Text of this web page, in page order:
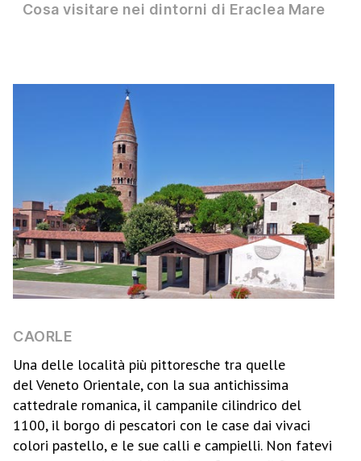
Cosa visitare nei dintorni di Eraclea Mare
CAORLE
Una delle località più pittoresche tra quelle
del Veneto Orientale, con la sua antichissima
cattedrale romanica, il campanile cilindrico del
1100, il borgo di pescatori con le case dai vivaci
colori pastello, e le sue calli e campielli. Non fatevi